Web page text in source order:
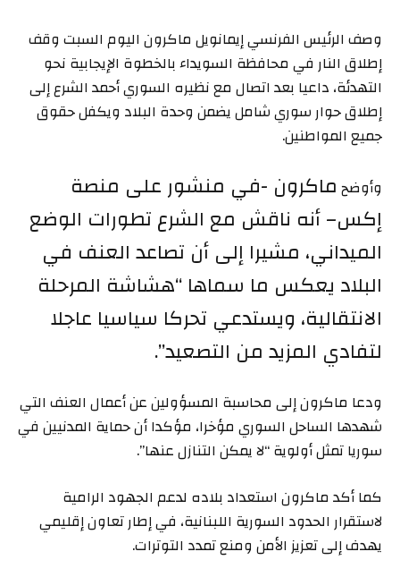
وصف الرئيس الفرنسي إيمانويل ماكرون اليوم السبت وقف
إطلاق النار في محافظة السويداء بالخطوة الإيجابية نحو
التهدئة، داعيا بعد اتصال مع نظيره السوري أحمد الشرع إلى
إطلاق حوار سوري شامل يضمن وحدة البلاد ويكفل حقوق
جميع المواطنين.
وأوضح ماكرون -في منشور على منصة
إكس– أنه ناقش مع الشرع تطورات الوضع
الميداني، مشيرا إلى أن تصاعد العنف في
البلاد يعكس ما سماها “هشاشة المرحلة
الانتقالية، ويستدعي تحركا سياسيا عاجلا
لتفادي المزيد من التصعيد”.
ودعا ماكرون إلى محاسبة المسؤولين عن أعمال العنف التي
شهدها الساحل السوري مؤخرا، مؤكدا أن حماية المدنيين في
سوريا تمثل أولوية “لا يمكن التنازل عنها”.
كما أكد ماكرون استعداد بلاده لدعم الجهود الرامية
لاستقرار الحدود السورية اللبنانية، في إطار تعاون إقليمي
يهدف إلى تعزيز الأمن ومنع تمدد التوترات.